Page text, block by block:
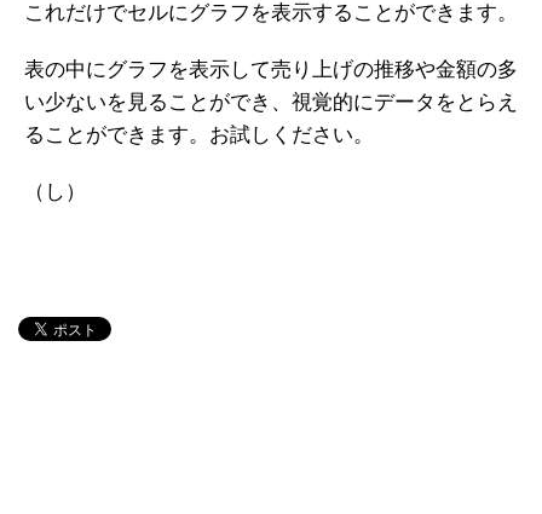
これだけでセルにグラフを表示することができます。
表の中にグラフを表示して売り上げの推移や金額の多
い少ないを見ることができ、視覚的にデータをとらえ
ることができます。お試しください。
（し）